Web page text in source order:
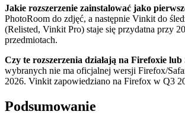
Jakie rozszerzenie zainstalować jako
PhotoRoom do zdjęć, a następnie Vinkit do
(Relisted, Vinkit Pro) staje się przydatna przy
przedmiotach.
Czy te rozszerzenia działają na Firefoxie lub
wybranych nie ma oficjalnej wersji Firefox/
2026. Vinkit zapowiedziano na Firefox w Q3
Podsumowanie